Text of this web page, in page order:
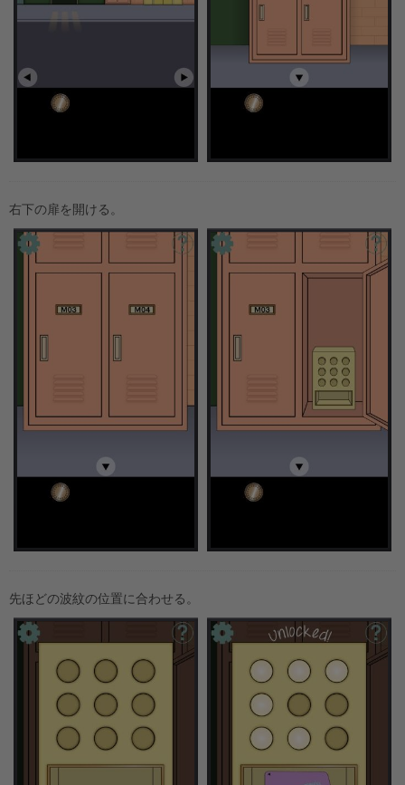
右下の扉を開ける。
先ほどの波紋の位置に合わせる。